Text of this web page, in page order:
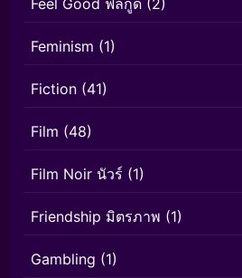
Feminism (1)
Fiction (41)
Film (48)
Film Noir นัวร์ (1)
Friendship มิตรภาพ (1)
Gambling (1)